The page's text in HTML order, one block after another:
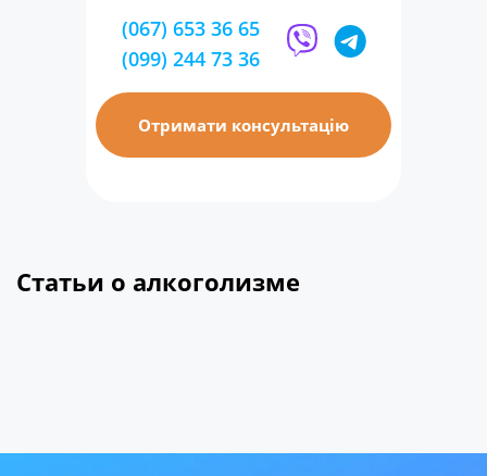
(067) 653 36 65
(099) 244 73 36
Отримати консультацію
Статьи о алкоголизме